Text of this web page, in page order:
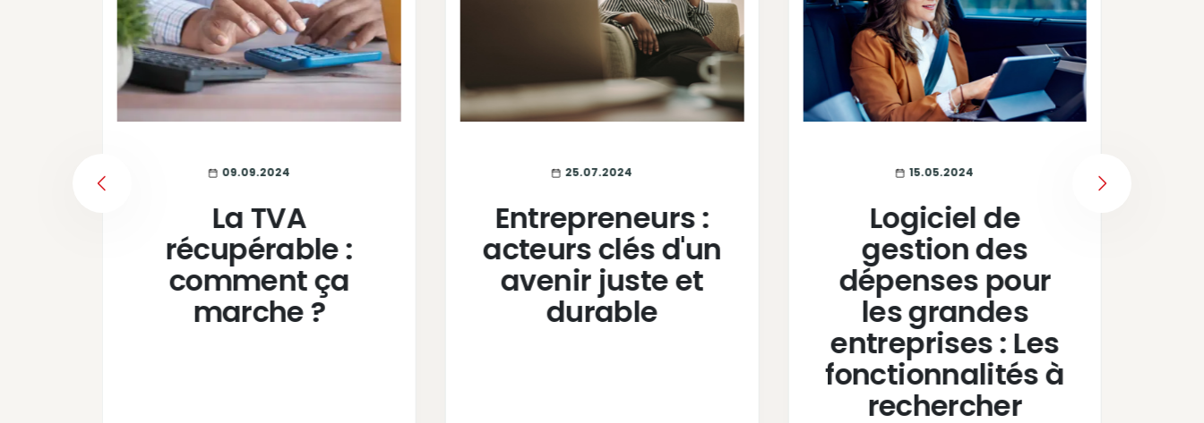
09.09.2024
La TVA
récupérable :
comment ça
marche ?
25.07.2024
Entrepreneurs :
acteurs clés d'un
avenir juste et
durable
15.05.2024
Logiciel de
gestion des
dépenses pour
les grandes
entreprises : Les
fonctionnalités à
rechercher
PREVIOUS NEXT